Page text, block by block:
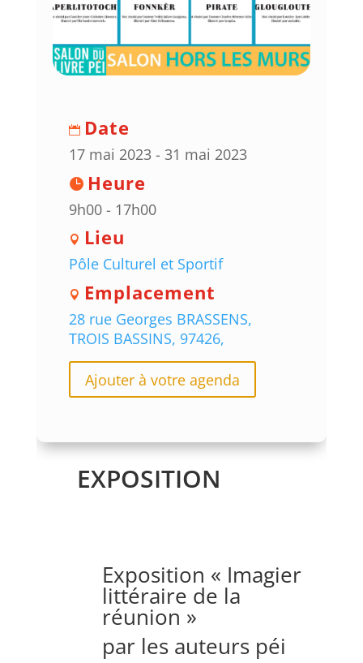
Date
17 mai 2023 - 31 mai 2023
Heure
9h00 - 17h00
Lieu
Pôle Culturel et Sportif
Emplacement
28 rue Georges BRASSENS,
TROIS BASSINS, 97426,
Ajouter à votre agenda
EXPOSITION
Exposition « Imagier
littéraire de la
réunion »
par les auteurs péi